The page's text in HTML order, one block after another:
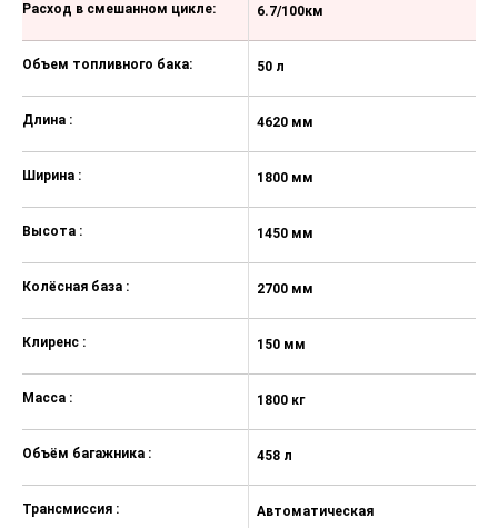
наружных зеркал
Передние и задние электрические
Расход в смешанном цикле:
Объем топливного бака:
Длина :
Ширина :
Высота :
Колёсная база :
Клиренс :
Масса :
Объём багажника :
Трансмиссия :
6.7/100км
50 л
4620 мм
1800 мм
1450 мм
2700 мм
150 мм
1800 кг
458 л
Автоматическая